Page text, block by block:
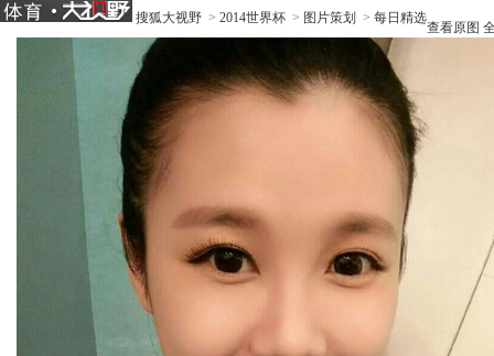
搜狐大视野 > 2014世界杯 > 图片策划 > 每日精选
查看原图